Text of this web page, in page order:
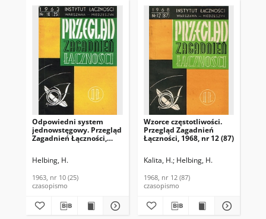
Odpowiedni system
jednowstęgowy. Przegląd
Zagadnień Łączności,
Helbing, H.
1963, nr 10 (25)
czasopismo
Wzorce częstotliwości.
Przegląd Zagadnień
Łączności, 1968, nr 12 (87)
Kalita, H. Helbing, H.
1968, nr 12 (87)
czasopismo